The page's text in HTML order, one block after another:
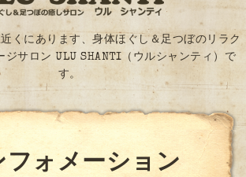
くにあります、身体ほぐし＆足つぼのリラク
ジサロン ULU SHANTI（ウルシャンティ）で
す。
フォメーション